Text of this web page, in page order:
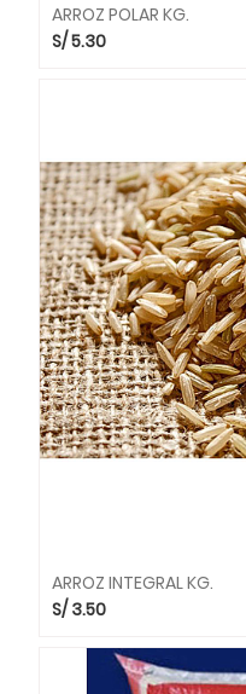
ARROZ POLAR KG.
S/5.30
ARROZ INTEGRAL KG.
S/3.50